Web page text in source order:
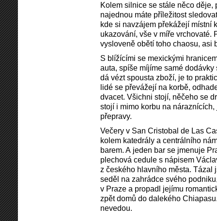
Kolem silnice se stále něco děje,
najednou máte příležitost
kde si navzájem překážejí místní
ukazování, vše v míře vrchovaté.
vysloveně obětí toho chaosu, asi
S blížícími se mexickými
auta, spíše míjíme samé
dá vézt spousta zboží, je to
lidé se převážejí na korbě,
dvacet. Všichni stojí, něčeho se
stojí i mimo korbu na
přepravy.
Večery v San Cristobal de Las
kolem katedrály a centrálního
barem. A jeden bar se jmenuje
plechová cedule s nápisem
z českého hlavního města. Tázal
seděl na zahrádce svého
v Praze a propadl jejímu
zpět domů do dalekého
nevedou.